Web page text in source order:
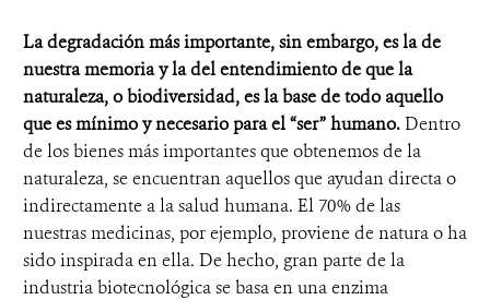
La degradación más importante, sin embargo, es la de
nuestra memoria y la del entendimiento de que la
naturaleza, o biodiversidad, es la base de todo aquello
que es mínimo y necesario para el “ser” humano.Dentro
de los bienes más importantes que obtenemos de la
naturaleza, se encuentran aquellos que ayudan directa o
indirectamente a la salud humana. El 70% de las
nuestras medicinas, por ejemplo, proviene de natura o ha
sido inspirada en ella. De hecho, gran parte de la
industria biotecnológica se basa en una enzima